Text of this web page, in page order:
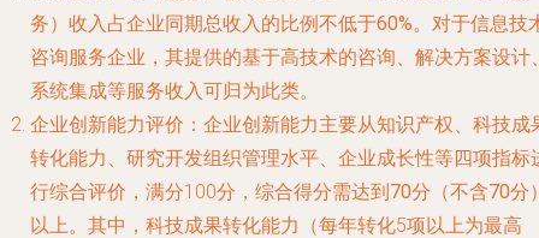
务）收入占企业同期总收入的比例不低于60%。对于信息技
咨询服务企业，其提供的基于高技术的咨询、解决方案设计
系统集成等服务收入可归为此类。
企业创新能力评价 ：企业创新能力主要从知识产权、科技成
转化能力、研究开发组织管理水平、企业成长性等四项指标
行综合评价，满分100分，综合得分需达到70分（不含70分
以上。其中， 科技成果转化能力
（每年转化5项以上为最高